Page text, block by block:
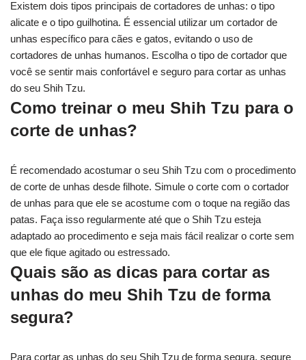
Existem dois tipos principais de cortadores de unhas: o tipo
alicate e o tipo guilhotina. É essencial utilizar um cortador de
unhas específico para cães e gatos, evitando o uso de
cortadores de unhas humanos. Escolha o tipo de cortador que
você se sentir mais confortável e seguro para cortar as unhas
do seu Shih Tzu.
Como treinar o meu Shih Tzu para o
corte de unhas?
É recomendado acostumar o seu Shih Tzu com o procedimento
de corte de unhas desde filhote. Simule o corte com o cortador
de unhas para que ele se acostume com o toque na região das
patas. Faça isso regularmente até que o Shih Tzu esteja
adaptado ao procedimento e seja mais fácil realizar o corte sem
que ele fique agitado ou estressado.
Quais são as dicas para cortar as
unhas do meu Shih Tzu de forma
segura?
Para cortar as unhas do seu Shih Tzu de forma segura, segure